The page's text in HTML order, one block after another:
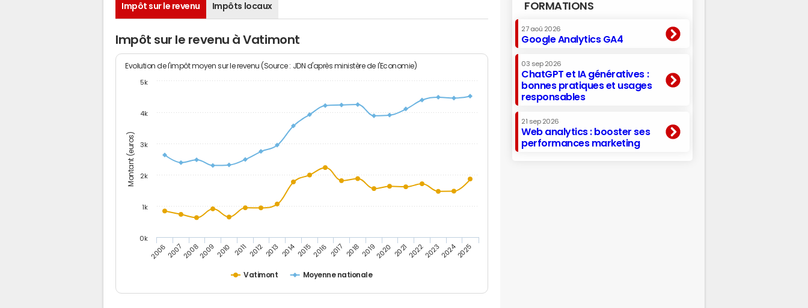
Impôt sur le revenu Impôts locaux
Impôt sur le revenu à Vatimont
Montant (euros)
Evolution de l'impôt moyen sur le revenu (Source : JDN d'après ministère de l'Economie)
Vatimont Moyenne nationale
20062007200820092010 2011 20122013 201420152016 2017 201820192020 20212022202320242025
0k
1k
2k
3k
4k
5k
FORMATIONS
27 aoû 2026
Google Analytics GA4
03 sep 2026
ChatGPT et IA génératives :
bonnes pratiques et usages
responsables
21 sep 2026
Web analytics : booster ses
performances marketing